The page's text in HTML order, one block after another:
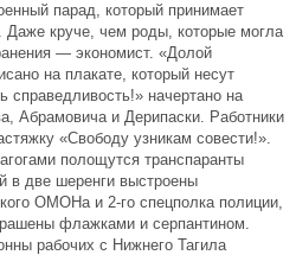
парад, который принимает
Даже круче, чем роды, которые могла
— экономист. «Долой
на плакате, который несут
справедливость!» начертано на
Абрамовича и Дерипаски. Работники
«Свободу узникам совести!».
полощутся транспаранты
в две шеренги выстроены
ОМОНа и 2-го спецполка полиции,
флажками и серпантином.
рабочих с Нижнего Тагила